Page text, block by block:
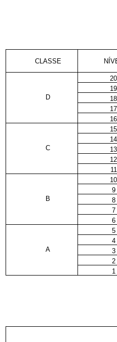
CLASSE
20
19
D
18
17
16
15
14
C
13
12
11
10
9
B
8
7
6
5
4
A
3
2
1